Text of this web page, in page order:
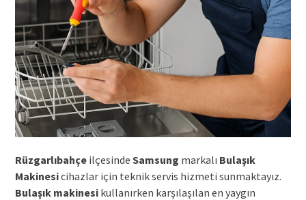
Rüzgarlıbahçeilçesinde Samsung markalı Bulaşık
Makinesicihazlar için teknik servis hizmeti sunmaktayız.
Bulaşık makinesikullanırken karşılaşılan en yaygın